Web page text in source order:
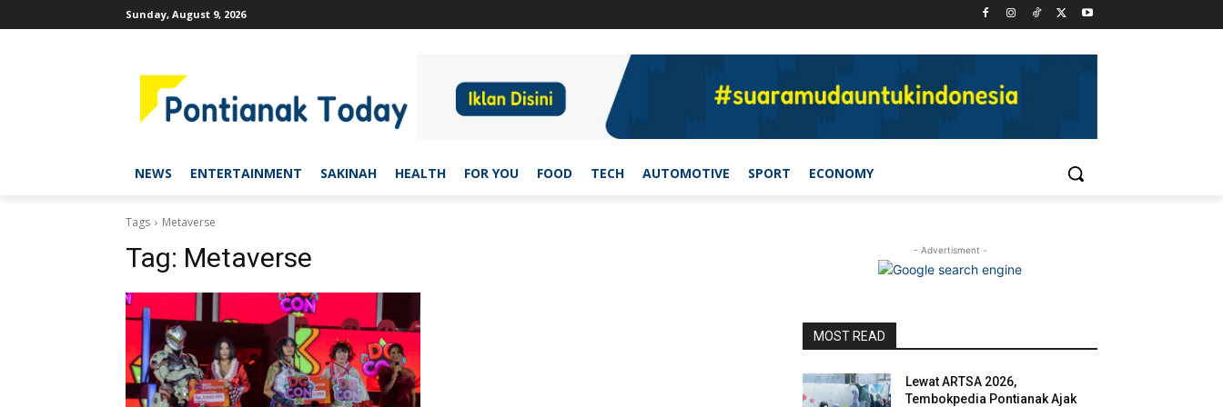
Sunday, August 9, 2026
NEWS ENTERTAINMENT SAKINAH HEALTH FOR YOU FOOD TECH AUTOMOTIVE SPORT ECONOMY
Tags Metaverse
Tag: Metaverse - Advertisment -
MOST READ
Lewat ARTSA 2026,
Tembokpedia Pontianak Ajak